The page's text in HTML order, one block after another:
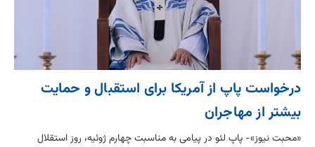
درخواست پاپ از آمریکا برای استقبال و حمایت
بیشتر از مهاجران
«محبت نیوز»- پاپ لئو در پیامی به مناسبت چهارم ژوئیه، روز استقلال